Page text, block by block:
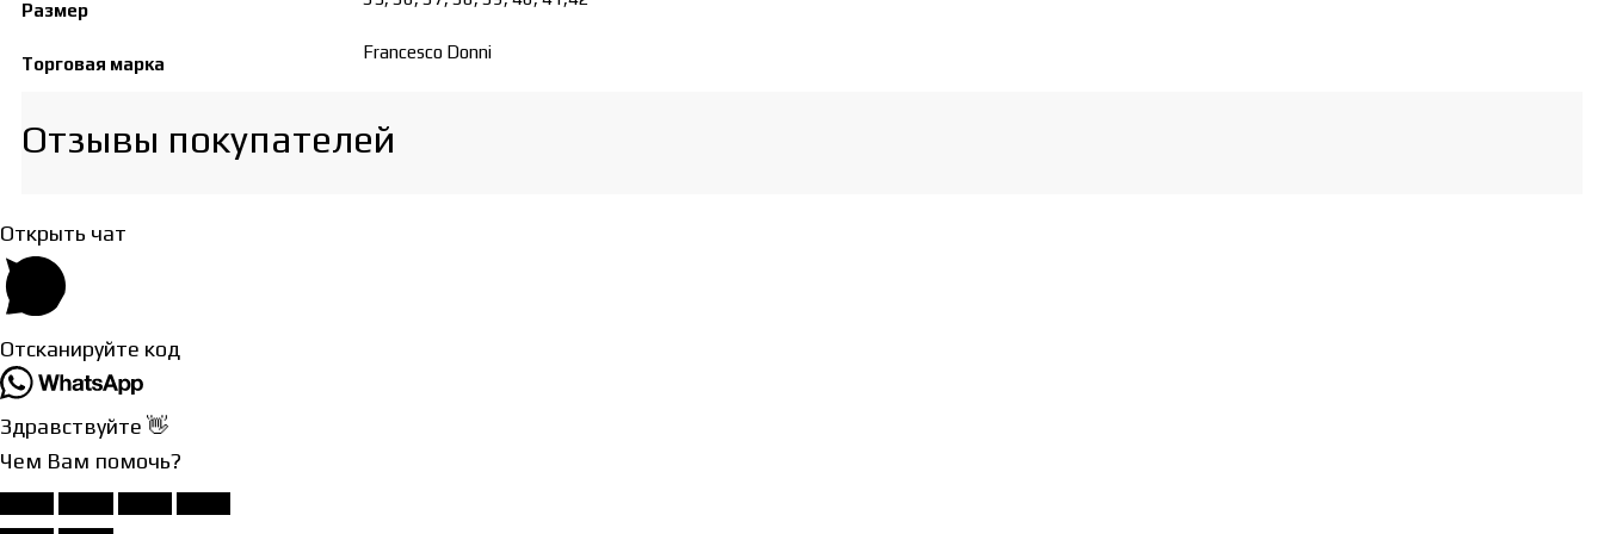
Размер
Торговая марка
Francesco Donni
Отзывы покупателей​
Открыть чат
Отсканируйте код
Здравствуйте 👋
Чем Вам помочь?